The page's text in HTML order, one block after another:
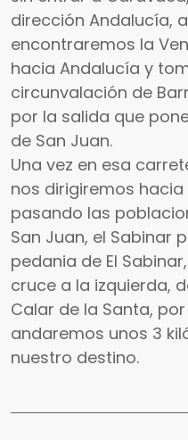
dirección Andalucía,
encontraremos la
hacia Andalucía y
circunvalación de
por la salida que
de San Juan.
Una vez en esa
nos dirigiremos
pasando las
San Juan, el Sabinar
pedania de El
cruce a la izquierda,
Calar de la Santa,
andaremos unos 3
nuestro destino.